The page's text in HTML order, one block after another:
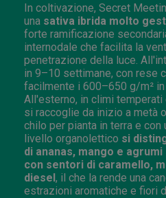
In coltivazione, Secret
una sativa ibrida molto
forte ramificazione
internodale che facilita la
penetrazione della luce.
in 9–10 settimane, con rese
facilmente i 600–650 g/m² in
All'esterno, in climi
si raccoglie da inizio a metà
chilo per pianta in terra e con
livello organolettico si
di ananas, mango e
con sentori di caramello,
diesel, il che la rende una
estrazioni aromatiche e fiori